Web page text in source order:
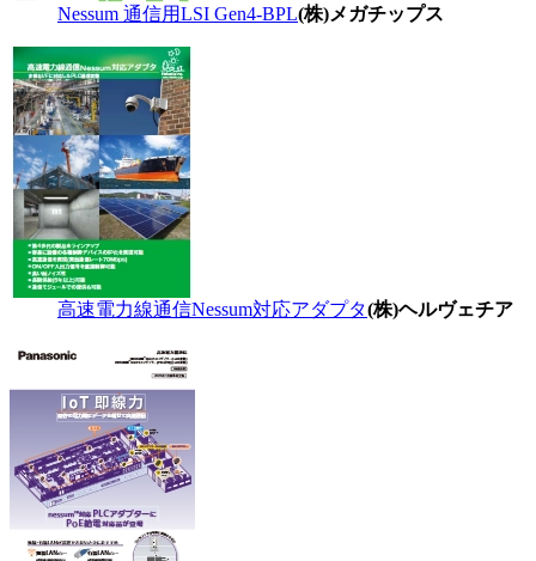
Nessum 通信用LSI Gen4-BPL(株)メガチップス
高速電力線通信Nessum対応アダプタ(株)ヘルヴェチア